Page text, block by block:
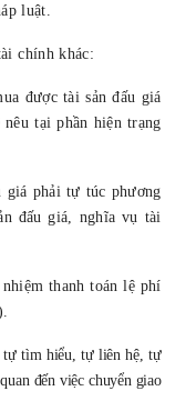
luật.
chính khác:
được tài sản đấu giá
tại phần hiện trạng
phải tự túc phương
đấu giá, nghĩa vụ tài
thanh toán lệ phí
tự tìm hiểu, tự liên hệ, tự
đến việc chuyển giao